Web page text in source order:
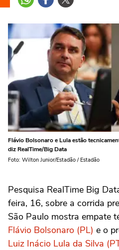
Flávio Bolsonaro e Lula estão
diz RealTime/Big Data
Foto: Wilton Junior/Estadão / Estadão
Pesquisa RealTime Big
feira, 16, sobre a corrida
São Paulo mostra empate
Flávio Bolsonaro (PL) e o
Luiz Inácio Lula da Silva